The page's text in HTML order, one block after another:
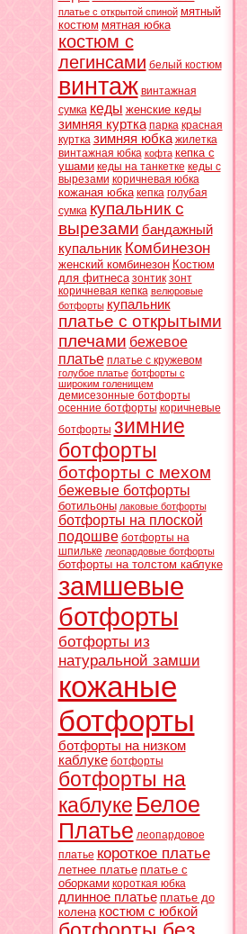
платье с открытой спиной мятный
костюм мятная юбка
костюм с
легинсами белый костюм
винтаж винтажная
сумка кеды женские кеды
зимняя куртка парка красная
куртка зимняя юбка жилетка
винтажная юбка кофта кепка с
ушами кеды на танкетке кеды с
вырезами коричневая юбка
кожаная юбка кепка голубая
сумка купальник с
вырезами бандажный
купальник Комбинезон
женский комбинезон Костюм
для фитнеса зонтик зонт
коричневая кепка велюровые
ботфорты купальник
платье с открытыми
плечами бежевое
платье платье с кружевом
голубое платье ботфорты с
широким голенищем
демисезонные ботфорты
осенние ботфорты коричневые
ботфорты зимние
ботфорты
ботфорты с мехом
бежевые ботфорты
ботильоны лаковые ботфорты
ботфорты на плоской
подошве ботфорты на
шпильке леопардовые ботфорты
ботфорты на толстом каблуке
замшевые
ботфорты
ботфорты из
натуральной замши
кожаные
ботфорты
ботфорты на низком
каблуке ботфорты
ботфорты на
каблуке Белое
Платье леопардовое
платье короткое платье
летнее платье платье с
оборками короткая юбка
длинное платье платье до
колена костюм с юбкой